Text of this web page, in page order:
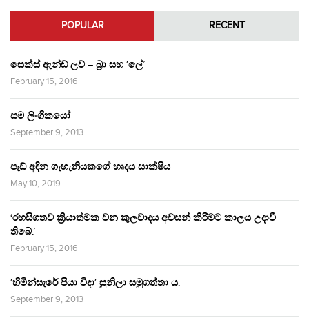
POPULAR RECENT
සෙක්ස් ඇන්ඩ් ලව් – බ්‍රා සහ ‘ලේ’
February 15, 2016
සම ලිංගිකයෝ
September 9, 2013
පෑඩ් අඳින ගැහැනියකගේ හෘදය සාක්ෂිය
May 10, 2019
‘රහසිගතව ක්‍රියාත්මක වන කුලවාදය අවසන් කිරීමට කාලය උදාවී
තිබේ.’
February 15, 2016
‘හිමින්සැරේ පියා විදා‘ සුනිලා සමුගත්තා ය.
September 9, 2013